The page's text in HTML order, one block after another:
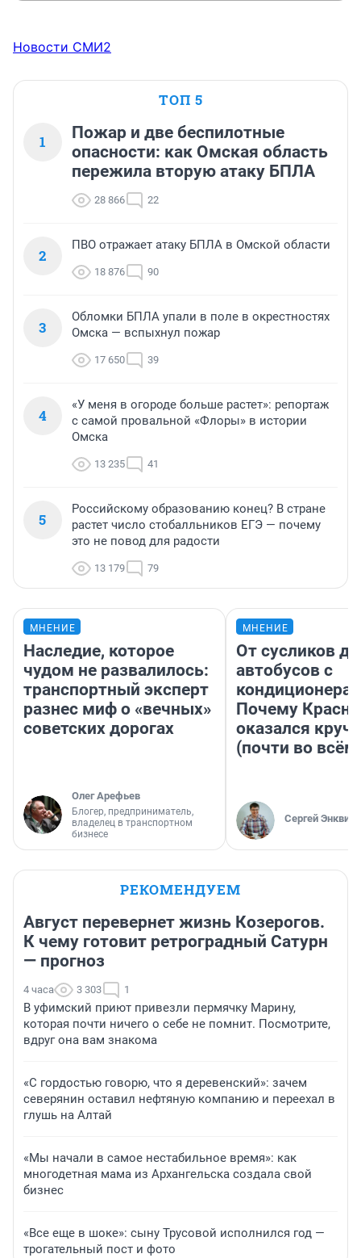
Новости СМИ2
ТОП 5
1
Пожар и две беспилотные
опасности: как Омская область
пережила вторую атаку БПЛА
28 866 22
2
ПВО отражает атаку БПЛА в Омской области
18 876 90
3
Обломки БПЛА упали в поле в окрестностях
Омска — вспыхнул пожар
17 650 39
4
«У меня в огороде больше растет»: репортаж
с самой провальной «Флоры» в истории
Омска
13 235 41
5
Российскому образованию конец? В стране
растет число стобалльников ЕГЭ — почему
это не повод для радости
13 179 79
МНЕНИЕ
Наследие, которое
чудом не развалилось:
транспортный эксперт
разнес миф о «вечных»
советских дорогах
Олег Арефьев
Блогер, предприниматель,
владелец в транспортном
бизнесе
МНЕНИЕ
От сусликов до
автобусов с
Почему
оказался
(почти во
Сергей Энквист
РЕКОМЕНДУЕМ
Август перевернет жизнь Козерогов.
К чему готовит ретроградный Сатурн
— прогноз
4 часа 3 303 1
В уфимский приют привезли пермячку Марину,
которая почти ничего о себе не помнит. Посмотрите,
вдруг она вам знакома
«С гордостью говорю, что я деревенский»: зачем
северянин оставил нефтяную компанию и переехал в
глушь на Алтай
«Мы начали в самое нестабильное время»: как
многодетная мама из Архангельска создала свой
бизнес
«Все еще в шоке»: сыну Трусовой исполнился год —
трогательный пост и фото